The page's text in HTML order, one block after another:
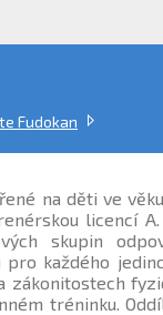
Fudokan
na děti ve
licencí
skupin
každého
tréninku.